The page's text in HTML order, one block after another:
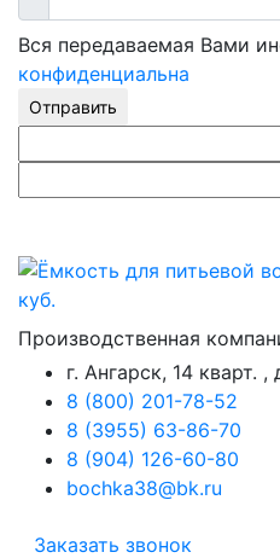
Вся передаваемая Вами
конфиденциальна
Отправить
Производственная
г. Ангарск, 14 кварт. ,
8 (800) 201-78-52
8 (3955) 63-86-70
8 (904) 126-60-80
bochka38@bk.ru
Заказать звонок